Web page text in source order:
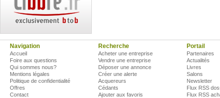
Navigation
Accueil
Foire aux questions
Qui sommes nous?
Mentions légales
Politique de confidentialité
Offres
Contact
Recherche
Acheter une entreprise
Vendre une entreprise
Déposer une annonce
Créer une alerte
Acquereurs
Cédants
Ajouter aux favoris
Portail
Partenaires
Actualités
Livres
Salons
Newsletter
Flux RSS
Flux RSS